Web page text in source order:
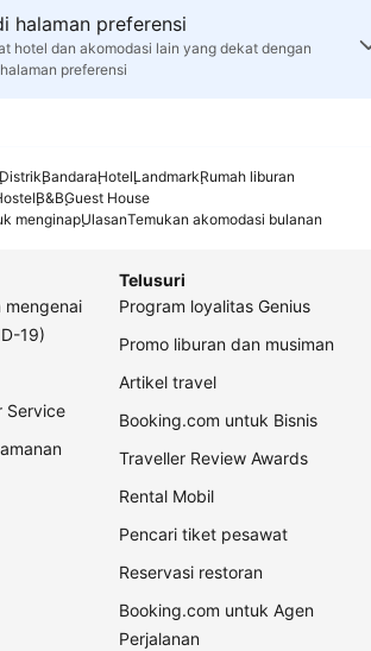
halaman preferensi
hotel dan akomodasi lain yang dekat dengan
preferensi
DistrikBandaraHotelLandmarkRumah liburan
B&BGuest House
menginapUlasanTemukan akomodasi bulanan
mengenai
19)
Service
Telusuri
Program loyalitas Genius
Promo liburan dan musiman
Artikel travel
Booking.com untuk Bisnis
Traveller Review Awards
Rental Mobil
Pencari tiket pesawat
Reservasi restoran
Booking.com untuk Agen
Perjalanan